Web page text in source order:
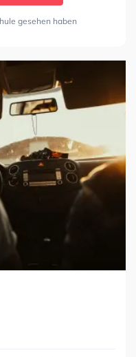
gesehen haben